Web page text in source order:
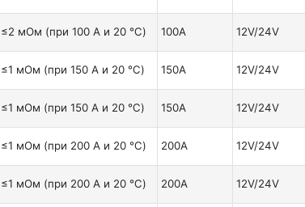
≤2 мОм (при 100 А и 20 ℃) 100A 12V/24V
≤1 мОм (при 150 А и 20 ℃) 150A 12V/24V
≤1 мОм (при 150 А и 20 ℃) 150A 12V/24V
≤1 мОм (при 200 А и 20 ℃) 200A 12V/24V
≤1 мОм (при 200 А и 20 ℃) 200A 12V/24V